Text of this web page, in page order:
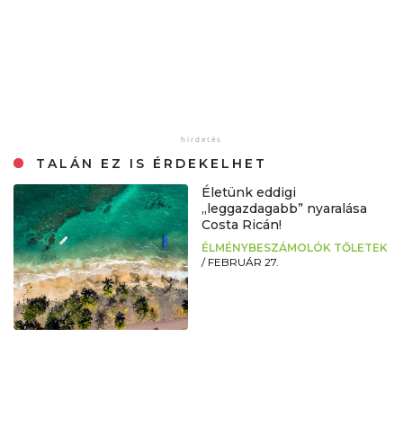
TALÁN EZ IS ÉRDEKELHET
Életünk eddigi
„leggazdagabb” nyaralása
Costa Ricán!
ÉLMÉNYBESZÁMOLÓK TŐLETEK
/ FEBRUÁR 27.